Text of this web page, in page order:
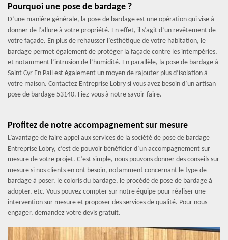
Pourquoi une pose de bardage ?
D’une manière générale, la pose de bardage est une opération qui vise à
donner de l’allure à votre propriété. En effet, il s’agit d’un revêtement de
votre façade. En plus de rehausser l’esthétique de votre habitation, le
bardage permet également de protéger la façade contre les intempéries,
et notamment l’intrusion de l’humidité. En parallèle, la pose de bardage à
Saint Cyr En Pail est également un moyen de rajouter plus d’isolation à
votre maison. Contactez Entreprise Lobry si vous avez besoin d’un artisan
pose de bardage 53140. Fiez-vous à notre savoir-faire.
Profitez de notre accompagnement sur mesure
L’avantage de faire appel aux services de la société de pose de bardage
Entreprise Lobry, c’est de pouvoir bénéficier d’un accompagnement sur
mesure de votre projet. C’est simple, nous pouvons donner des conseils sur
mesure si nos clients en ont besoin, notamment concernant le type de
bardage à poser, le coloris du bardage, le procédé de pose de bardage à
adopter, etc. Vous pouvez compter sur notre équipe pour réaliser une
intervention sur mesure et proposer des services de qualité. Pour nous
engager, demandez votre devis gratuit.